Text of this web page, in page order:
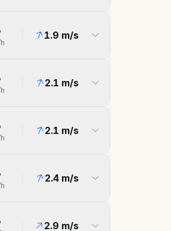
1.9 m/s
2.1 m/s
2.1 m/s
2.4m/s
2.9 m/s